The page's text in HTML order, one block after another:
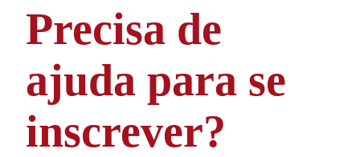
Precisa de
ajuda para se
inscrever?